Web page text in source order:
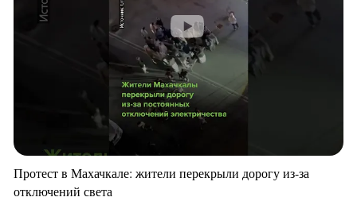
Протест в Махачкале: жители перекрыли дорогу из-за
отключений света